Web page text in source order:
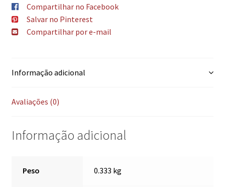
Compartilhar no Facebook
Salvar no Pinterest
Compartilhar por e-mail
Informação adicional
Avaliações (0)
Informação adicional
Peso 0.333 kg